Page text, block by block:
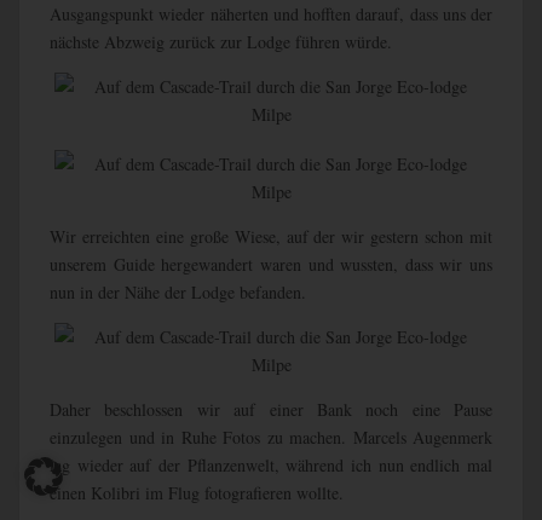
Ausgangspunkt wieder näherten und hofften darauf, dass uns der
nächste Abzweig zurück zur Lodge führen würde.
Wir erreichten eine große Wiese, auf der wir gestern schon mit
unserem Guide hergewandert waren und wussten, dass wir uns
nun in der Nähe der Lodge befanden.
Daher beschlossen wir auf einer Bank noch eine Pause
einzulegen und in Ruhe Fotos zu machen. Marcels Augenmerk
lag wieder auf der Pflanzenwelt, während ich nun endlich mal
einen Kolibri im Flug fotografieren wollte.